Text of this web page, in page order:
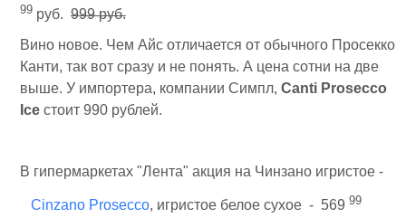
99 руб. 999 руб.
Вино новое. Чем Айс отличается от обычного Просекко
Канти, так вот сразу и не понять. А цена сотни на две
выше. У импортера, компании Симпл, Canti Prosecco
Ice стоит 990 рублей.
В гипермаркетах "Лента" акция на Чинзано игристое -
Cinzano Prosecco, игристое белое сухое - 569 99